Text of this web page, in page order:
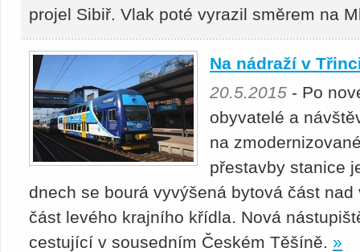
projel Sibiř. Vlak poté vyrazil směrem na
Na nádraží v
20.5.2015 - Po
obyvatelé a
na
přestavby stanice
dnech se bourá vyvýšená bytová část
část levého krajního křídla. Nová
cestující v sousedním Českém Těšíně. »